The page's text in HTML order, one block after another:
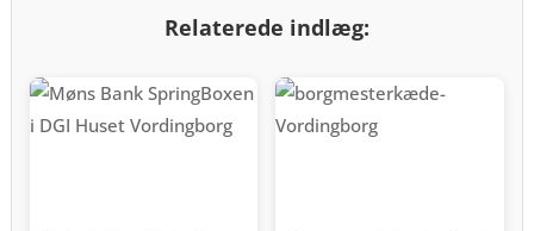
Relaterede indlæg: